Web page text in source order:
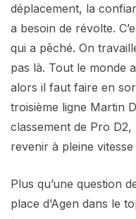
déplacement, la
a besoin de révolte.
qui a pêché. On
pas là. Tout le monde
alors il faut faire en
troisième ligne Martin
classement de Pro
revenir à pleine
Plus qu’une question
place d’Agen dans le